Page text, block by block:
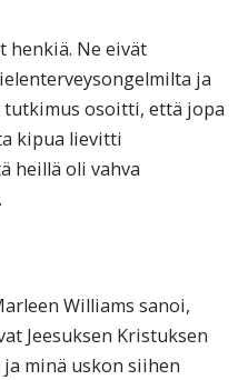
henkiä. Ne eivät
ja
osoitti, että jopa
kipua lievitti
heillä oli vahva
Williams sanoi,
Jeesuksen Kristuksen
minä uskon siihen